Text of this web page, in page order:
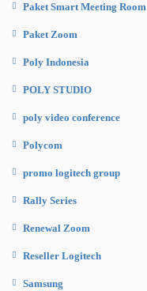
Paket Smart Meeting Room
Paket Zoom
Poly Indonesia
POLY STUDIO
poly video conference
Polycom
promo logitech group
Rally Series
Renewal Zoom
Reseller Logitech
Samsung